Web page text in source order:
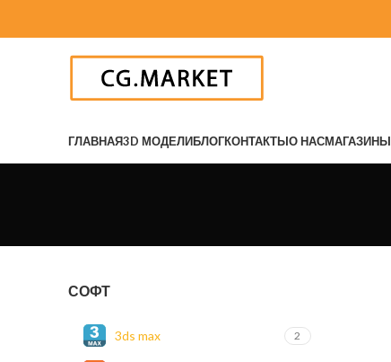
ГЛАВНАЯ3D МОДЕЛИБЛОГКОНТАКТЫО НАСМАГАЗИНЫ
СОФТ
3ds max 2